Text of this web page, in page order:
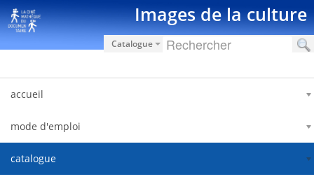
Saut au contenu Images de la culture
Catalogue
accueil
mode d'emploi
catalogue